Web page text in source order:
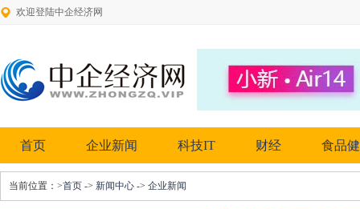
欢迎登陆中企经济网
首页 企业新闻 科技IT 财经 食品
当前位置： >首页 -> 新闻中心 -> 企业新闻